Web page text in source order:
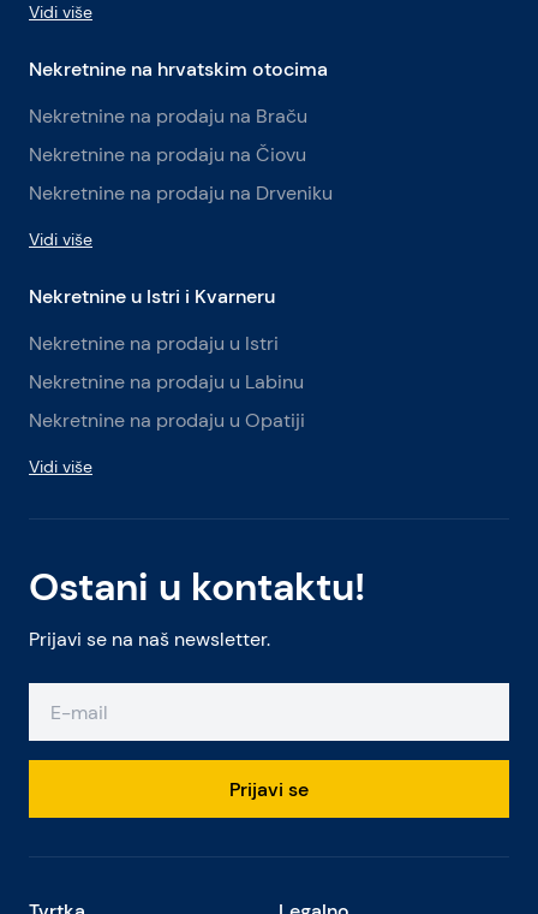
Ostani u kontaktu!
Prijavi se na naš newsletter.
Prijavi se
Vidi više
Nekretnine na hrvatskim otocima
Nekretnine na prodaju na Braču
Nekretnine na prodaju na Čiovu
Nekretnine na prodaju na Drveniku
Vidi više
Nekretnine u Istri i Kvarneru
Nekretnine na prodaju u Istri
Nekretnine na prodaju u Labinu
Nekretnine na prodaju u Opatiji
Vidi više